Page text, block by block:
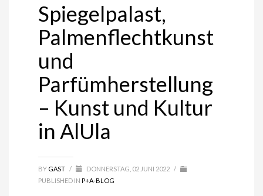
Spiegelpalast,
Palmenflechtkunst
und
Parfümherstellung
– Kunst und Kultur
in AlUla
BY GAST / DONNERSTAG, 02 JUNI 2022 /
PUBLISHED INP+A-BLOG